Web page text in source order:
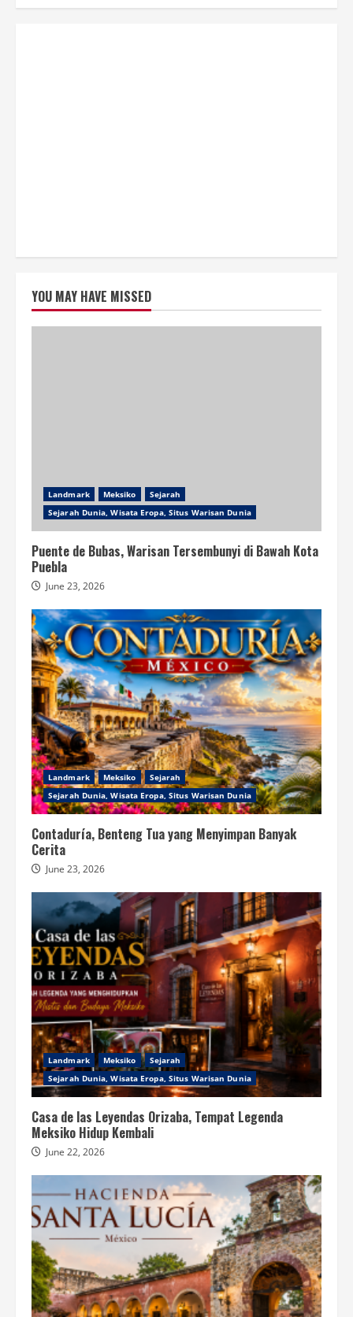
YOU MAY HAVE MISSED
Landmark Meksiko
Sejarah
Sejarah Dunia, Wisata Eropa, Situs Warisan Dunia
Puente de Bubas, Warisan Tersembunyi di Bawah Kota
Puebla
June 23, 2026
Landmark Meksiko
Sejarah
Sejarah Dunia, Wisata Eropa, Situs Warisan Dunia
Contaduría, Benteng Tua yang Menyimpan Banyak
Cerita
June 23, 2026
Landmark Meksiko
Sejarah
Sejarah Dunia, Wisata Eropa, Situs Warisan Dunia
Casa de las Leyendas Orizaba, Tempat Legenda
Meksiko Hidup Kembali
June 22, 2026